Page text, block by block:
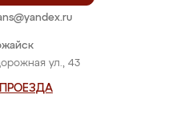
ул., 43